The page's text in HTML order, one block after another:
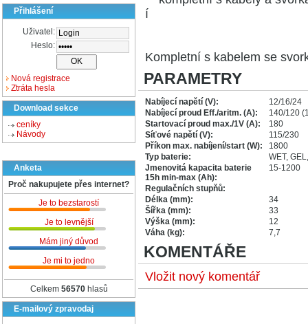
Přihlášení
Uživatel:
Heslo:
Nová registrace
Ztráta hesla
Download sekce
ceníky
Návody
Anketa
Proč nakupujete přes internet?
Je to bezstarostí
Je to levnější
Mám jiný důvod
Je mi to jedno
Celkem 56570hlasů
E-mailový zpravodaj
í
Kompletní s kabelem se
PARAMETRY
Nabíjecí napětí (V):
12/16/24
Nabíjecí proud Eff./aritm. (A):
140/120
Startovací proud max./1V (A):
180
Síťové napětí (V):
115/230
Příkon max. nabíjení/start (W):
1800
Typ baterie:
WET,
Jmenovitá kapacita baterie
15h min-max (Ah):
15-1200
Regulačních stupňů:
Délka (mm):
34
Šířka (mm):
33
Výška (mm):
12
Váha (kg):
7,7
KOMENTÁŘE
Vložit nový komentář